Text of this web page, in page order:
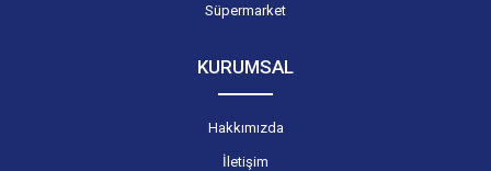
Süpermarket
KURUMSAL
Hakkımızda
İletişim